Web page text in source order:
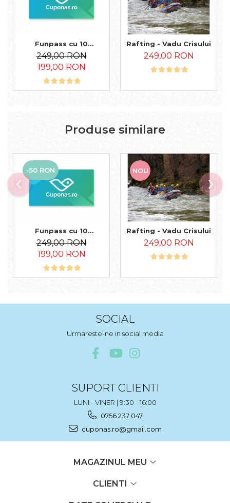
Funpass cu 10
Cuponase Universale
249,00 RON
199,00 RON
Rafting - Vadu Crisului
249,00 RON
Produse similare
-50 RON
Funpass cu 10
Cuponase Universale
249,00 RON
199,00 RON
NOU
Rafting - Vadu Crisului
249,00 RON
SOCIAL
Urmareste-ne in social media
SUPORT CLIENTI
LUNI - VINER | 9:30 - 16:00
0756 237 047
cuponas.ro@gmail.com
MAGAZINUL MEU
CLIENTI